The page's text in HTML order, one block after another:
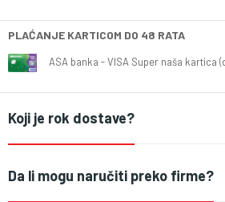
PLAĆANJE KARTICOM DO 48 RATA
ASA banka - VISA Super naša kartica
Koji je rok dostave?
Da li mogu naručiti preko firme?